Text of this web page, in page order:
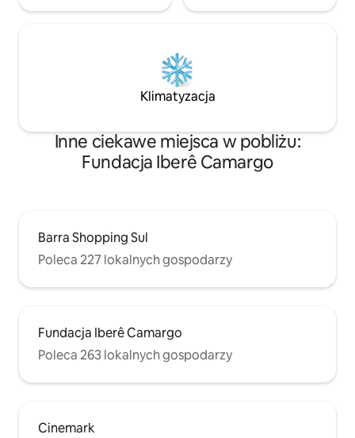
Klimatyzacja
Inne ciekawe miejsca w pobliżu:
Fundacja Iberê Camargo
Barra Shopping Sul
Poleca 227 lokalnych gospodarzy
Fundacja Iberê Camargo
Poleca 263 lokalnych gospodarzy
Cinemark